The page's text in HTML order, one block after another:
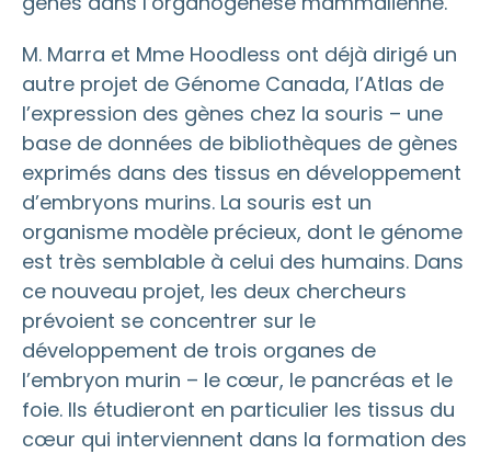
M. Marra et Mme Hoodless ont déjà dirigé un
autre projet de Génome Canada, l’Atlas de
l’expression des gènes chez la souris – une
base de données de bibliothèques de gènes
exprimés dans des tissus en développement
d’embryons murins. La souris est un
organisme modèle précieux, dont le génome
est très semblable à celui des humains. Dans
ce nouveau projet, les deux chercheurs
prévoient se concentrer sur le
développement de trois organes de
l’embryon murin – le cœur, le pancréas et le
foie. Ils étudieront en particulier les tissus du
cœur qui interviennent dans la formation des